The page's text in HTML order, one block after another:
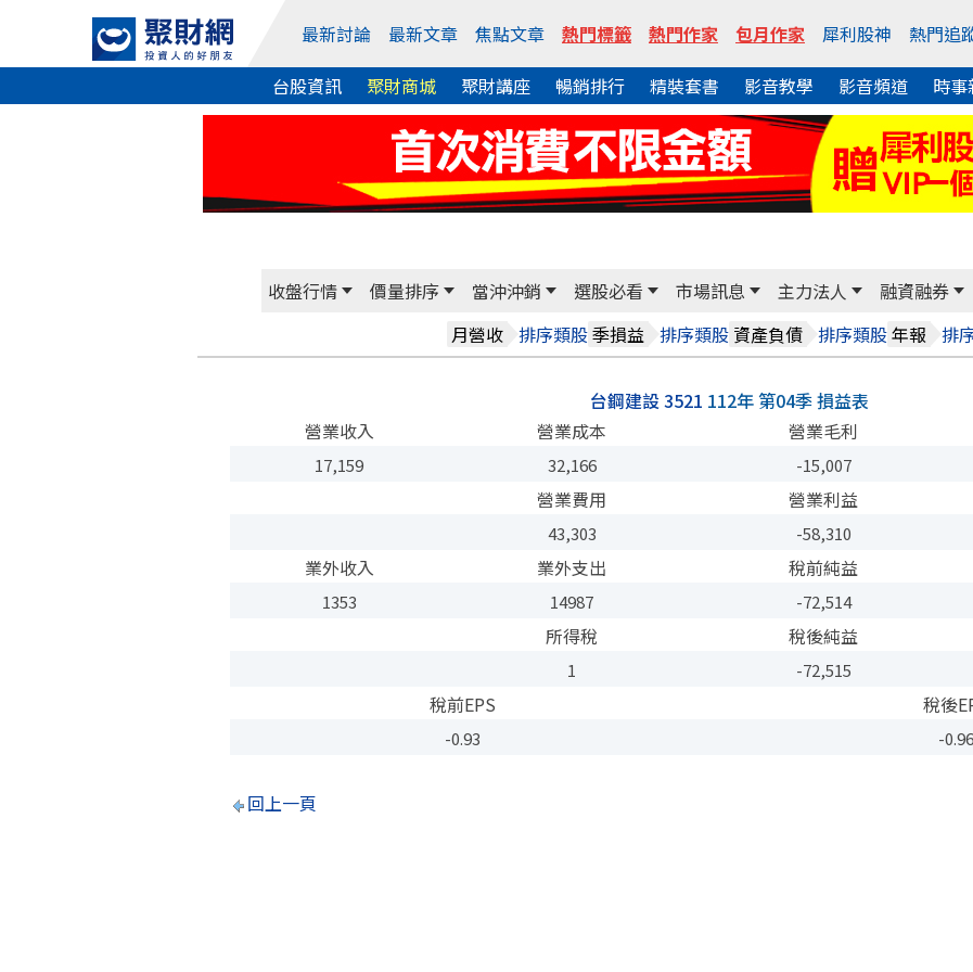
最新討論 最新文章 焦點文章 熱門標籤 熱門作家 包月作家 犀利股神 熱門追
台股資訊 聚財商城 聚財講座 暢銷排行 精裝套書 影音教學 影音頻道 時事
收盤行情 價量排序 當沖沖銷 選股必看 市場訊息 主力法人 融資融券
月營收 排序類股季損益 排序類股 資產負債 排序類股年報 排
台鋼建設 3521 112年 第04季 損益表
營業收入
營業成本 營業毛利
17,159 32,166 -15,007
營業費用 營業利益
43,303 -58,310
業外收入 業外支出 稅前純益
1353 14987 -72,514
所得稅 稅後純益
1 -72,515
稅前EPS 稅後
-0.93 -0.96
回上一頁